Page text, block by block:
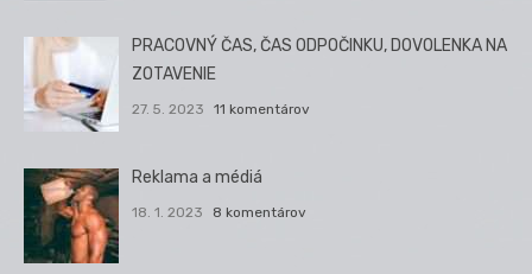
PRACOVNÝ ČAS, ČAS ODPOČINKU, DOVOLENKA NA
ZOTAVENIE
27. 5. 2023 11 komentárov
Reklama a médiá
18. 1. 2023 8 komentárov